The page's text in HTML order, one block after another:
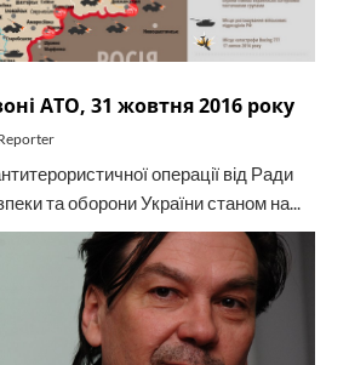
АТО, 31 жовтня 2016 року
операції від Ради
та оборони України станом на...